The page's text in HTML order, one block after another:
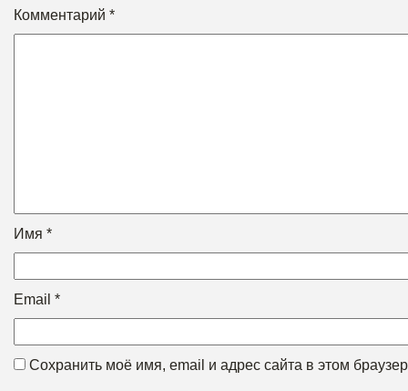
Комментарий *
Имя *
Email *
Сохранить моё имя, email и адрес сайта в этом